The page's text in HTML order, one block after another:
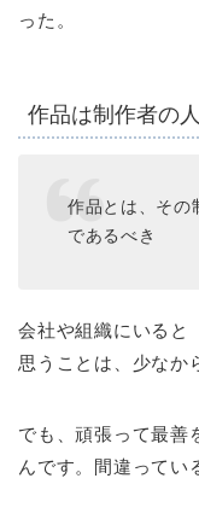
った。
作品は制作者の
作品とは、その
であるべき
会社や組織にいると
思うことは、少なか
でも、頑張って最善
んです。間違ってい